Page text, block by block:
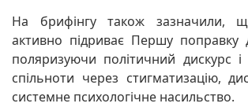
На брифінгу також зазначили,
активно підриває Першу поправку
поляризуючи політичний дискурс
спільноти через стигматизацію,
системне психологічне насильство.